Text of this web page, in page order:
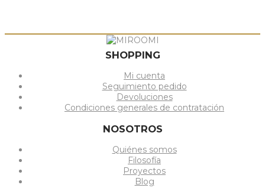
SHOPPING
Mi cuenta
Seguimiento pedido
Devoluciones
Condiciones generales de contratación
NOSOTROS
Quiénes somos
Filosofía
Proyectos
Blog